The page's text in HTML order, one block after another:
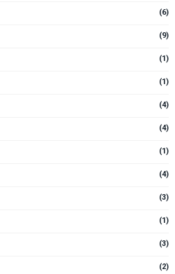
(6)
(9)
(1)
(1)
(4)
(4)
(1)
(4)
(3)
(1)
(3)
(2)